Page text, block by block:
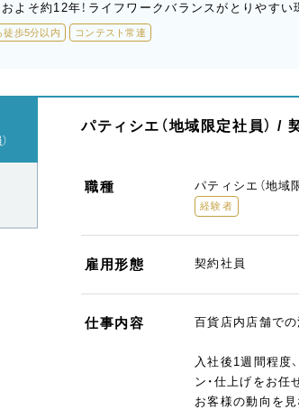
よそ約12年！ライフワークバランスがとりやすい
徒歩5分以内 コンテスト常連
パティシエ（地域限定社員） /
職種 パティシエ（地域
経験者
雇用形態 契約社員
仕事内容 百貨店内店舗で
入社後1週間程度
ン・仕上げをお任
お客様の動向を